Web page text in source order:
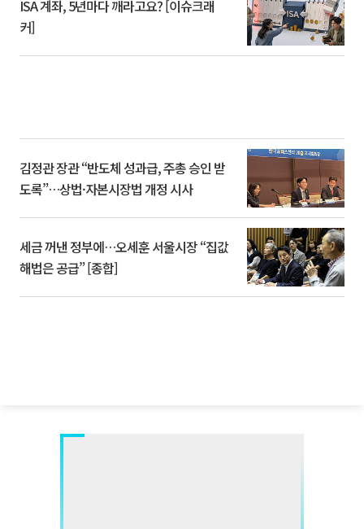
ISA 계좌, 5년마다 깨라고요? [이슈크래
커]
김정관 장관 “반도체 성과급, 주총 승인 받
도록”…상법·자본시장법 개정 시사
세금 꺼낸 정부에…오세훈 서울시장 “집값
해법은 공급” [종합]